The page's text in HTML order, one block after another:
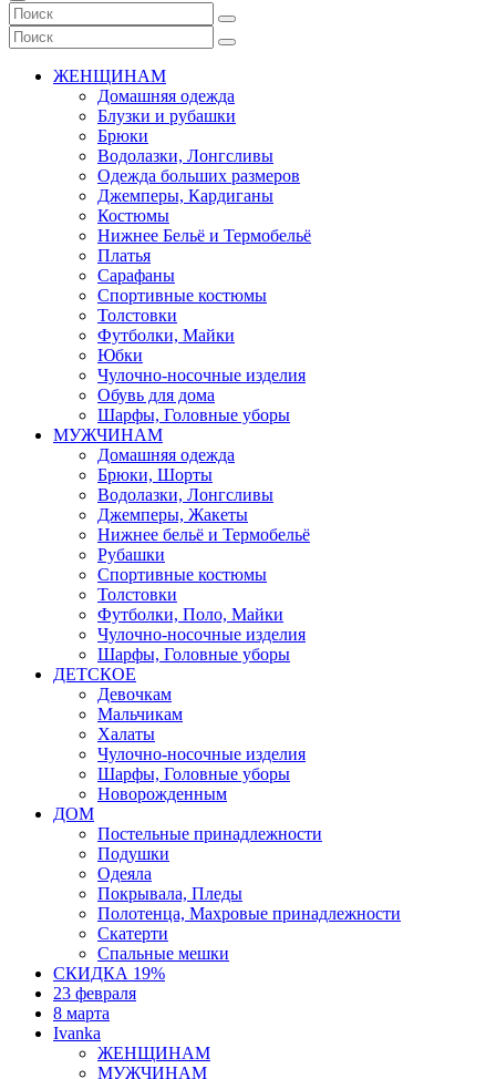
ЖЕНЩИНАМ
Домашняя одежда
Блузки и рубашки
Брюки
Водолазки, Лонгсливы
Одежда больших размеров
Джемперы, Кардиганы
Костюмы
Нижнее Бельё и Термобельё
Платья
Сарафаны
Спортивные костюмы
Толстовки
Футболки, Майки
Юбки
Чулочно-носочные изделия
Обувь для дома
Шарфы, Головные уборы
МУЖЧИНАМ
Домашняя одежда
Брюки, Шорты
Водолазки, Лонгсливы
Джемперы, Жакеты
Нижнее бельё и Термобельё
Рубашки
Спортивные костюмы
Толстовки
Футболки, Поло, Майки
Чулочно-носочные изделия
Шарфы, Головные уборы
ДЕТСКОЕ
Девочкам
Мальчикам
Халаты
Чулочно-носочные изделия
Шарфы, Головные уборы
Новорожденным
ДОМ
Постельные принадлежности
Подушки
Одеяла
Покрывала, Пледы
Полотенца, Махровые принадлежности
Скатерти
Спальные мешки
СКИДКА 19%
23 февраля
8 марта
Ivanka
ЖЕНЩИНАМ
МУЖЧИНАМ